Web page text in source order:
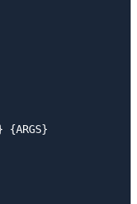
{ARGS}